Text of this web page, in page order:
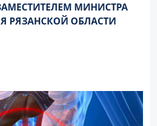
МИНИСТРА
РЯЗАНСКОЙ ОБЛАСТИ